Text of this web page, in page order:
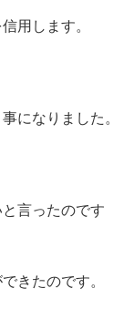
用します。
になりました。
言ったのです
きたのです。